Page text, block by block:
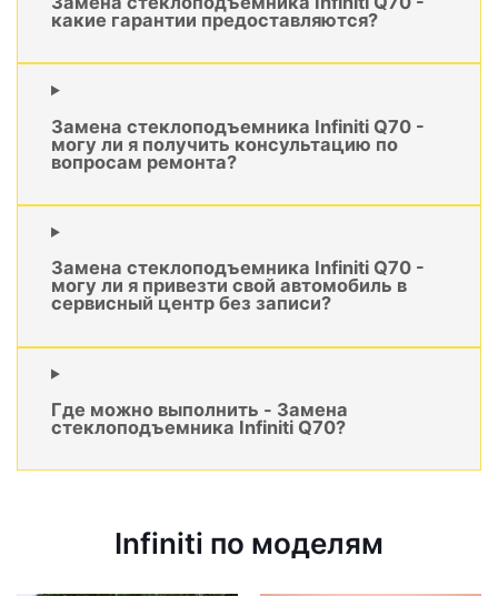
какие гарантии предоставляются?
Замена стеклоподъемника Infiniti Q70 -
могу ли я получить консультацию по
вопросам ремонта?
Замена стеклоподъемника Infiniti Q70 -
могу ли я привезти свой автомобиль в
сервисный центр без записи?
Где можно выполнить - Замена
стеклоподъемника Infiniti Q70?
Infiniti по моделям